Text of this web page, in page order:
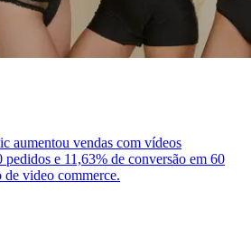
aumentou vendas com vídeos
e 11,63% de conversão em 60
de video commerce.